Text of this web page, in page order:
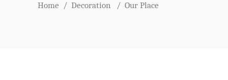
Home / Decoration / Our Place